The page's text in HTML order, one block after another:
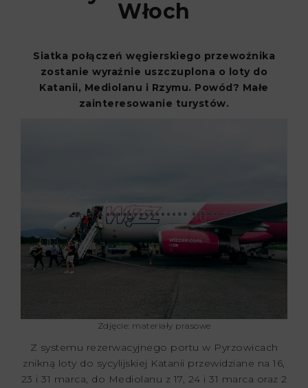
Włoch
Siatka połączeń węgierskiego przewoźnika
zostanie wyraźnie uszczuplona o loty do
Katanii, Mediolanu i Rzymu. Powód? Małe
zainteresowanie turystów.
Zdjęcie: materiały prasowe
Z systemu rezerwacyjnego portu w Pyrzowicach
znikną loty do sycylijskiej Katanii przewidziane na 16,
23 i 31 marca, do Mediolanu z 17, 24 i 31 marca oraz 2